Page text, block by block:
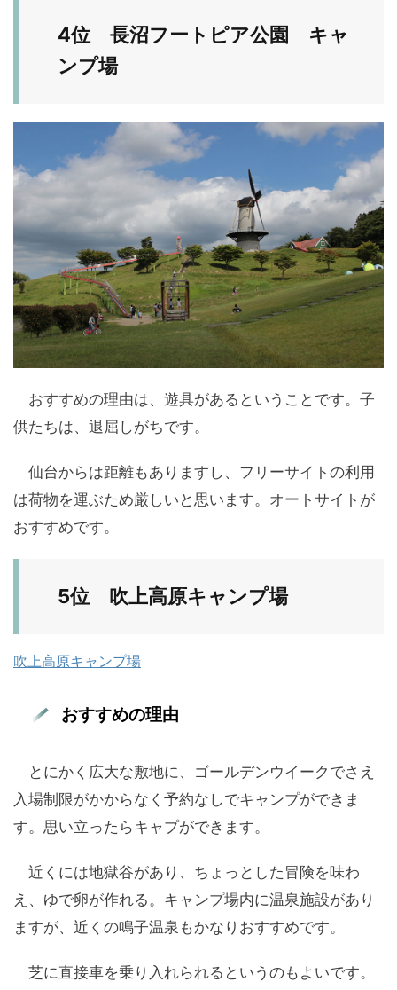
4位 長沼フートピア公園 キャ
ンプ場
おすすめの理由は、遊具があるということです。子
供たちは、退屈しがちです。
仙台からは距離もありますし、フリーサイトの利用
は荷物を運ぶため厳しいと思います。オートサイトが
おすすめです。
5位 吹上高原キャンプ場
吹上高原キャンプ場
おすすめの理由
とにかく広大な敷地に、ゴールデンウイークでさえ
入場制限がかからなく予約なしでキャンプができま
す。思い立ったらキャプができます。
近くには地獄谷があり、ちょっとした冒険を味わ
え、ゆで卵が作れる。キャンプ場内に温泉施設があり
ますが、近くの鳴子温泉もかなりおすすめです。
芝に直接車を乗り入れられるというのもよいです。